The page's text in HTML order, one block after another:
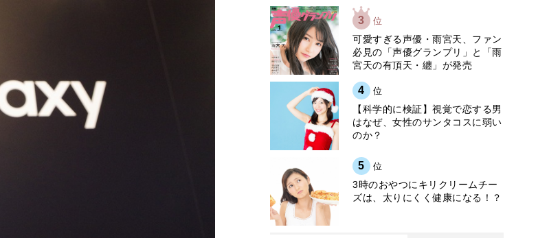
3 位
可愛すぎる声優・雨宮天、ファン
必見の「声優グランプリ」と「雨
宮天の有頂天・纏」が発売
4 位
【科学的に検証】視覚で恋する男
はなぜ、女性のサンタコスに弱い
のか？
5 位
3時のおやつにキリクリームチー
ズは、太りにくく健康になる！？